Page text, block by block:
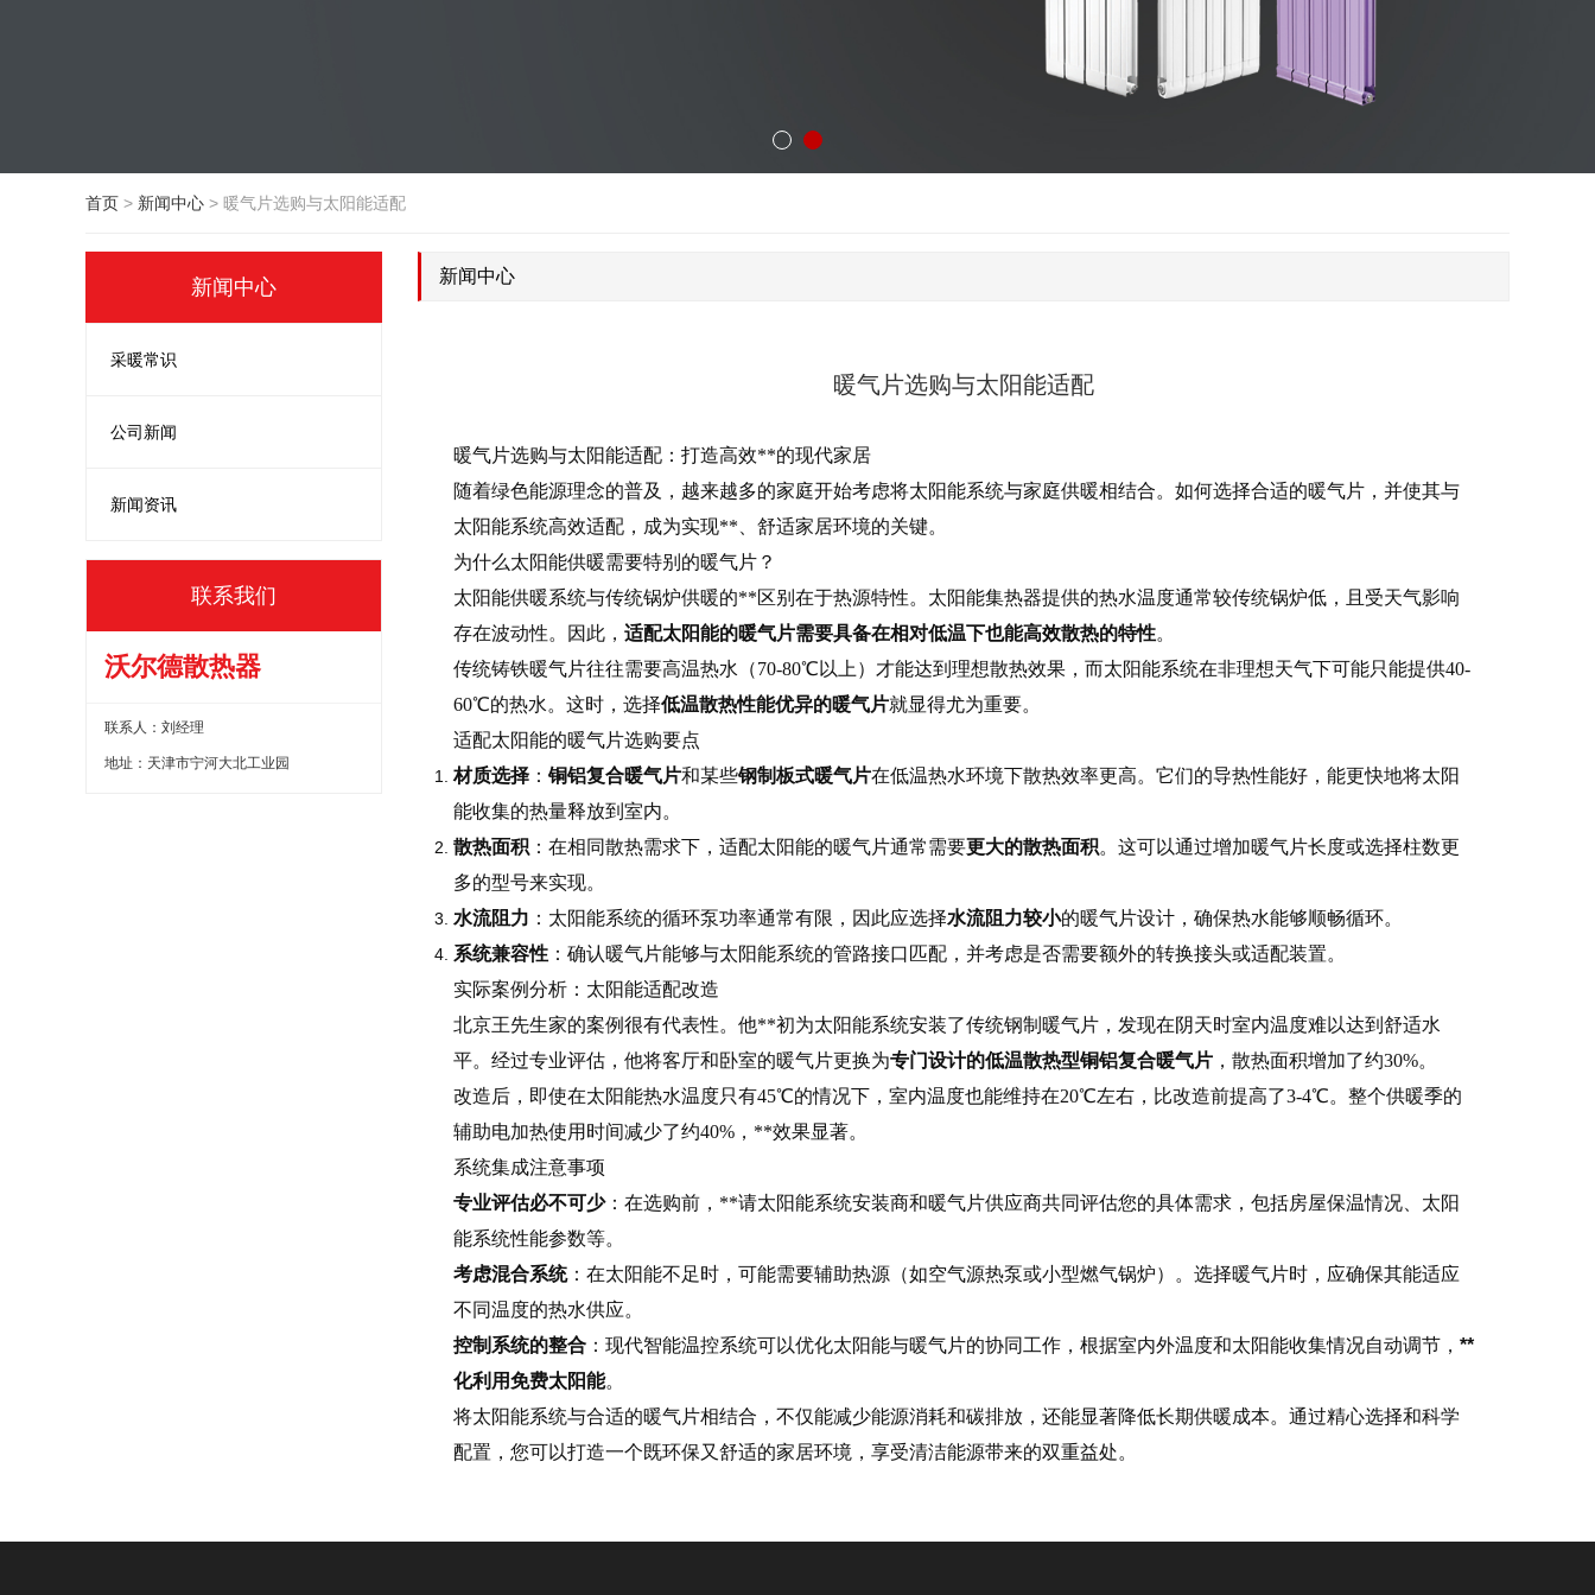
首页 > 新闻中心 > 暖气片选购与太阳能适配
新闻中心
采暖常识
公司新闻
新闻资讯
联系我们
沃尔德散热器
联系人：刘经理
地址：天津市宁河大北工业园
新闻中心
暖气片选购与太阳能适配
暖气片选购与太阳能适配：打造高效**的现代家居
随着绿色能源理念的普及，越来越多的家庭开始考虑将太阳能系统与家庭供暖相结合。如何选择合适的暖气片，并使其与
太阳能系统高效适配，成为实现**、舒适家居环境的关键。
为什么太阳能供暖需要特别的暖气片？
太阳能供暖系统与传统锅炉供暖的**区别在于热源特性。太阳能集热器提供的热水温度通常较传统锅炉低，且受天气影响
存在波动性。因此， 适配太阳能的暖气片需要具备在相对低温下也能高效散热的特性。
传统铸铁暖气片往往需要高温热水（70-80℃以上）才能达到理想散热效果，而太阳能系统在非理想天气下可能只能提供40-
60℃的热水。这时，选择低温散热性能优异的暖气片就显得尤为重要。
适配太阳能的暖气片选购要点
材质选择 ： 铜铝复合暖气片和某些钢制板式暖气片在低温热水环境下散热效率更高。它们的导热性能好，能更快地将太阳
能收集的热量释放到室内。
散热面积 ：在相同散热需求下，适配太阳能的暖气片通常需要更大的散热面积。这可以通过增加暖气片长度或选择柱数更
多的型号来实现。
水流阻力 ：太阳能系统的循环泵功率通常有限，因此应选择水流阻力较小的暖气片设计，确保热水能够顺畅循环。
系统兼容性 ：确认暖气片能够与太阳能系统的管路接口匹配，并考虑是否需要额外的转换接头或适配装置。
实际案例分析：太阳能适配改造
北京王先生家的案例很有代表性。他**初为太阳能系统安装了传统钢制暖气片，发现在阴天时室内温度难以达到舒适水
平。经过专业评估，他将客厅和卧室的暖气片更换为专门设计的低温散热型铜铝复合暖气片 ，散热面积增加了约30%。
改造后，即使在太阳能热水温度只有45℃的情况下，室内温度也能维持在20℃左右，比改造前提高了3-4℃。整个供暖季的
辅助电加热使用时间减少了约40%，**效果显著。
系统集成注意事项
专业评估必不可少：在选购前，**请太阳能系统安装商和暖气片供应商共同评估您的具体需求，包括房屋保温情况、太阳
能系统性能参数等。
考虑混合系统：在太阳能不足时，可能需要辅助热源（如空气源热泵或小型燃气锅炉）。选择暖气片时，应确保其能适应
不同温度的热水供应。
控制系统的整合 ：现代智能温控系统可以优化太阳能与暖气片的协同工作，根据室内外温度和太阳能收集情况自动调节， **
化利用免费太阳能。
将太阳能系统与合适的暖气片相结合，不仅能减少能源消耗和碳排放，还能显著降低长期供暖成本。通过精心选择和科学
配置，您可以打造一个既环保又舒适的家居环境，享受清洁能源带来的双重益处。